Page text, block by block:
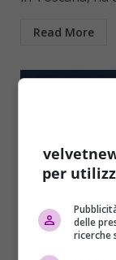
Read More
Primo
per
delle
ricerche